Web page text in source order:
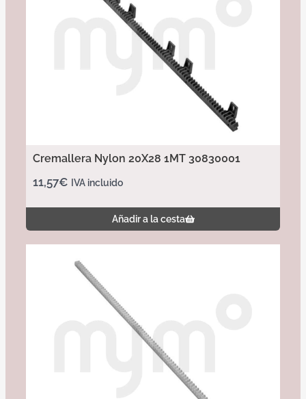
Cremallera Nylon 20X28 1MT 30830001
11,57€ IVA incluido
Añadir a la cesta